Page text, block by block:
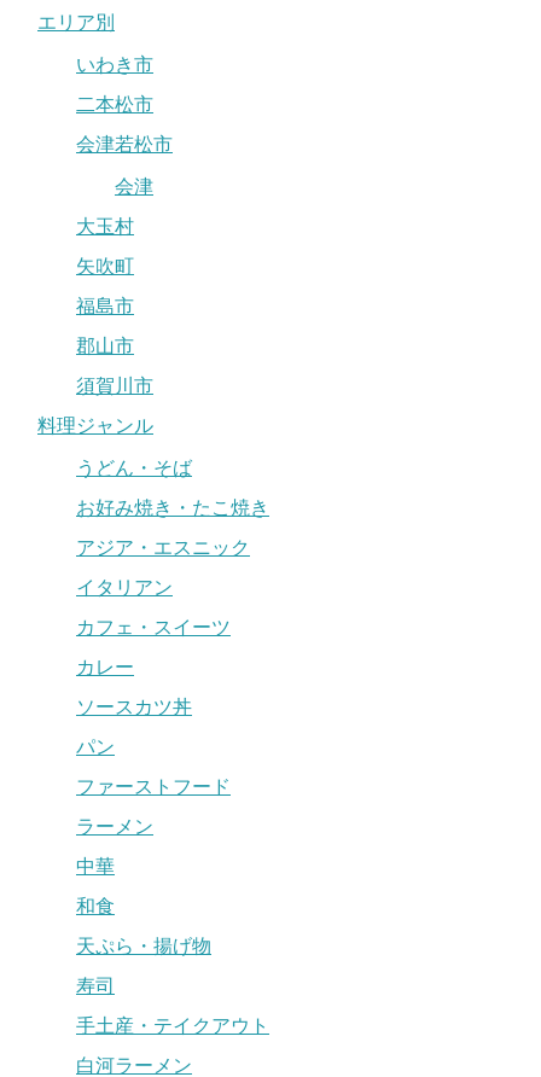
エリア別
いわき市
二本松市
会津若松市
会津
大玉村
矢吹町
福島市
郡山市
須賀川市
料理ジャンル
うどん・そば
お好み焼き・たこ焼き
アジア・エスニック
イタリアン
カフェ・スイーツ
カレー
ソースカツ丼
パン
ファーストフード
ラーメン
中華
和食
天ぷら・揚げ物
寿司
手土産・テイクアウト
白河ラーメン